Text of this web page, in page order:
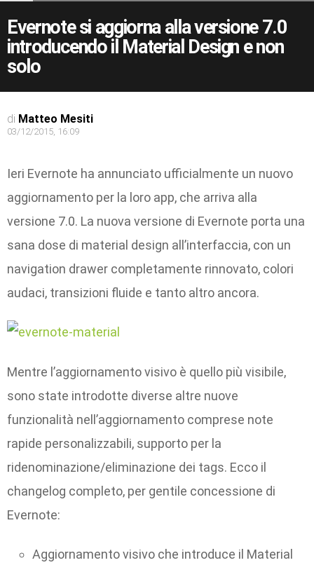
Evernote si aggiorna alla versione 7.0
introducendo il Material Design e non
solo
di Matteo Mesiti
03/12/2015, 16:09
Ieri Evernote ha annunciato ufficialmente un nuovo
aggiornamento per la loro app, che arriva alla
versione 7.0. La nuova versione di Evernote porta una
sana dose di material design all’interfaccia, con un
navigation drawer completamente rinnovato, colori
audaci, transizioni fluide e tanto altro ancora.
Mentre l’aggiornamento visivo è quello più visibile,
sono state introdotte diverse altre nuove
funzionalità nell’aggiornamento comprese note
rapide personalizzabili, supporto per la
ridenominazione/eliminazione dei tags. Ecco il
changelog completo, per gentile concessione di
Evernote:
Aggiornamento visivo che introduce il Material